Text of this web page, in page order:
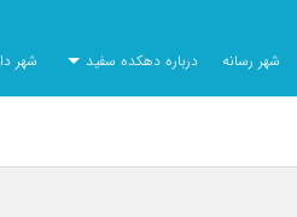
شهر رسانه درباره دهکده سفید شهر